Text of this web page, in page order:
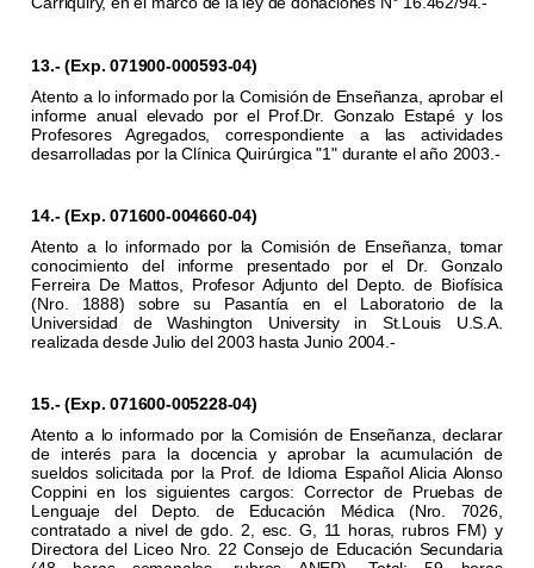
13.- (Exp. 071900-000593-04)
Atento a lo informado por la Comisión de Enseñanza, aprobar el
informe anual elevado por el Prof.Dr. Gonzalo Estapé y los
Profesores Agregados, correspondiente a las actividades
desarrolladas por la Clínica Quirúrgica "1" durante el año 2003.-
14.- (Exp. 071600-004660-04)
Atento a lo informado por la Comisión de Enseñanza, tomar
conocimiento del informe presentado por el Dr. Gonzalo
Ferreira De Mattos, Profesor Adjunto del Depto. de Biofísica
(Nro. 1888) sobre su Pasantía en el Laboratorio de la
Universidad de Washington University in St.Louis U.S.A.
realizada desde Julio del 2003 hasta Junio 2004.-
15.- (Exp. 071600-005228-04)
Atento a lo informado por la Comisión de Enseñanza, declarar
de interés para la docencia y aprobar la acumulación de
sueldos solicitada por la Prof. de Idioma Español Alicia Alonso
Coppini en los siguientes cargos: Corrector de Pruebas de
Lenguaje del Depto. de Educación Médica (Nro. 7026,
contratado a nivel de gdo. 2, esc. G, 11 horas, rubros FM) y
Directora del Liceo Nro. 22 Consejo de Educación Secundaria